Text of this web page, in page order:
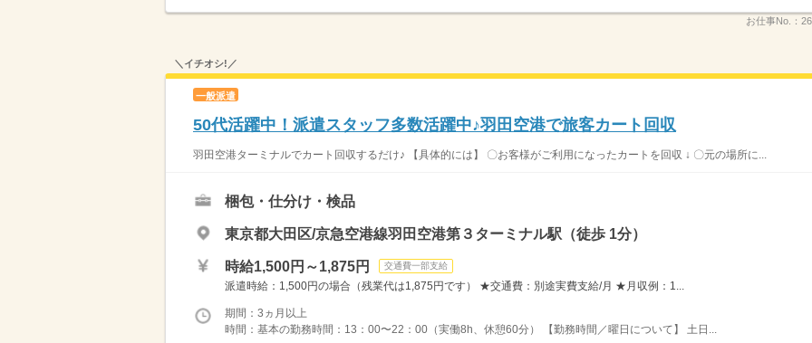
お仕事No.：
＼イチオシ!／
一般派遣
50代活躍中！派遣スタッフ多数活躍中♪羽田空港で旅客カート回収
羽田空港ターミナルでカート回収するだけ♪ 【具体的には】 〇お客様がご利用になったカートを回収 ↓ 〇元の場所に...
梱包・仕分け・検品
東京都大田区/京急空港線羽田空港第３ターミナル駅（徒歩 1分）
時給1,500円～1,875円 交通費一部支給
派遣時給：1,500円の場合（残業代は1,875円です） ★交通費：別途実費支給/月 ★月収例：1...
期間：3ヵ月以上
時間：基本の勤務時間：13：00〜22：00（実働8h、休憩60分） 【勤務時間／曜日について】 土日...